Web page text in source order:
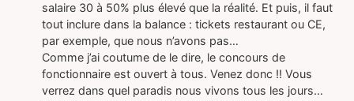
salaire 30 à 50% plus élevé que la réalité. Et puis, il faut
tout inclure dans la balance : tickets restaurant ou CE,
par exemple, que nous n’avons pas…
Comme j’ai coutume de le dire, le concours de
fonctionnaire est ouvert à tous. Venez donc !! Vous
verrez dans quel paradis nous vivons tous les jours…